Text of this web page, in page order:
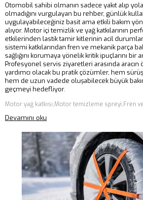
Otomobil sahibi olmanın sadece yakıt alıp
olmadığını vurgulayan bu rehber, günlük
uygulayabileceğiniz basit ama etkili bakım
alıyor. Motor içi temizlik ve yağ katkılarının
etkilerinden lastik tamir kitlerinin acil
sistemi katkılarından fren ve mekanik parça
sağlığını korumaya yönelik kritik ipuçlarını bir
Profesyonel servis ziyaretleri arasında aracın
yardımcı olacak bu pratik çözümler, hem
hem de uzun vadede oluşabilecek büyük
geçmeyi hedefliyor.
Devamını oku